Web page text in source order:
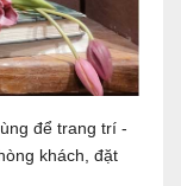
để trang trí -
khách, đặt